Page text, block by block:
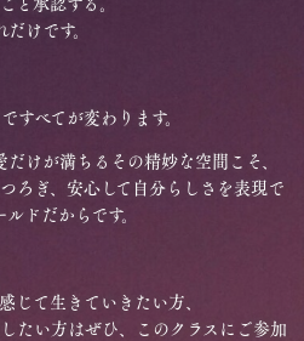
と承認する。
だけです。
すべてが変わります。
けが満ちるその精妙な空間こそ、
ろぎ、安心して自分らしさを表現で
ルドだからです。
じて生きていきたい方、
たい方はぜひ、このクラスにご参加